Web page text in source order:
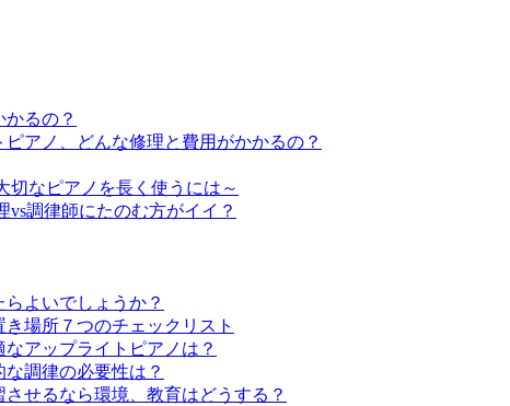
るの？
アノ、どんな修理と費用がかかるの？
切なピアノを長く使うには～
vs調律師にたのむ方がイイ？
よいでしょうか？
場所７つのチェックリスト
アップライトピアノは？
調律の必要性は？
せるなら環境、教育はどうする？